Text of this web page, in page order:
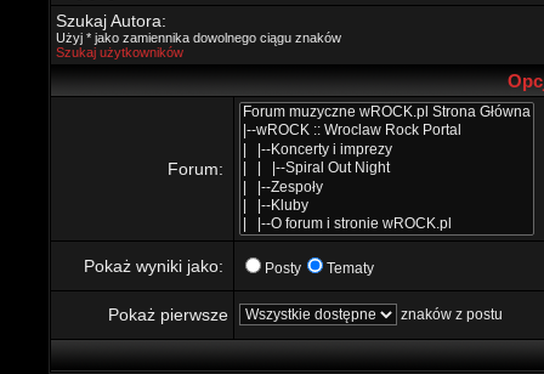
Szukaj Autora:
Użyj * jako zamiennika dowolnego ciągu znaków
Szukaj użytkowników
Forum:
Pokaż wyniki jako: Posty Tematy
Pokaż pierwsze znaków z postu